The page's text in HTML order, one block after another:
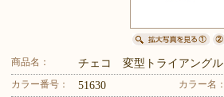
商品名： チェコ 変型トライアングル
カラー番号： 51630 カラー名：